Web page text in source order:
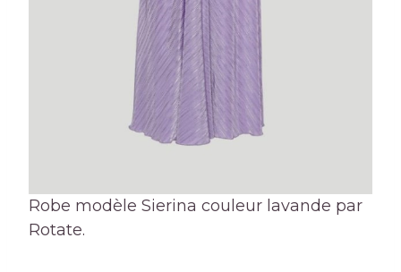
Robe modèle Sierina couleur lavande par
Rotate.